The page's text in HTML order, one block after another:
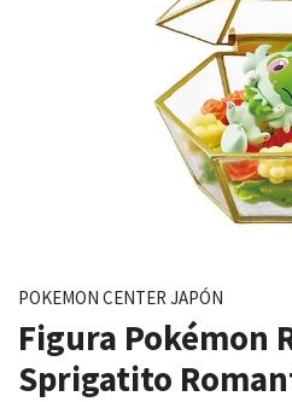
POKEMON CENTER JAPÓN
Figura Pokémon
Sprigatito